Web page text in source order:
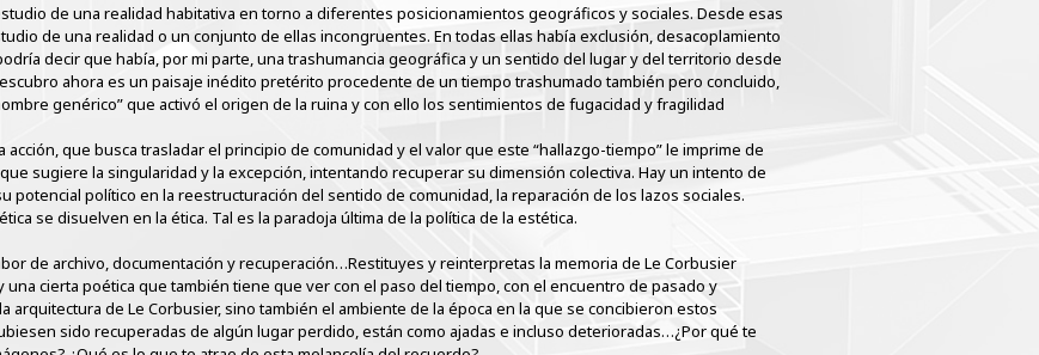
de una realidad habitativa en torno a diferentes posicionamientos geográficos y sociales. Desde esas
de una realidad o un conjunto de ellas incongruentes. En todas ellas había exclusión, desacoplamiento
decir que había, por mi parte, una trashumancia geográfica y un sentido del lugar y del territorio desde
ahora es un paisaje inédito pretérito procedente de un tiempo trashumado también pero concluido,
genérico” que activó el origen de la ruina y con ello los sentimientos de fugacidad y fragilidad
que busca trasladar el principio de comunidad y el valor que este “hallazgo-tiempo” le imprime de
sugiere la singularidad y la excepción, intentando recuperar su dimensión colectiva. Hay un intento de
potencial político en la reestructuración del sentido de comunidad, la reparación de los lazos sociales.
se disuelven en la ética. Tal es la paradoja última de la política de la estética.
de archivo, documentación y recuperación…Restituyes y reinterpretas la memoria de Le Corbusier
cierta poética que también tiene que ver con el paso del tiempo, con el encuentro de pasado y
de Le Corbusier, sino también el ambiente de la época en la que se concibieron estos
sido recuperadas de algún lugar perdido, están como ajadas e incluso deterioradas…¿Por qué te